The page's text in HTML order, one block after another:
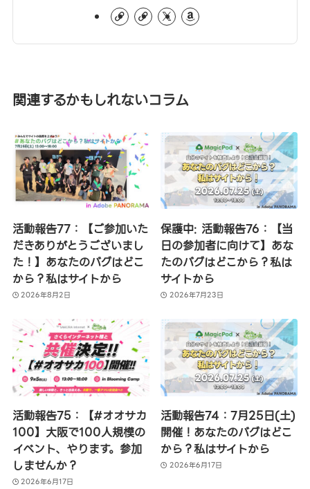
関連するかもしれないコラム
活動報告77：【ご参加いた
だきありがとうございまし
た！】あなたのバグはどこ
から？私はサイトから
2026年8月2日
保護中: 活動報告76：【当
日の参加者に向けて】あな
たのバグはどこから？私は
サイトから
2026年7月23日
活動報告75：【#オオサカ
100】大阪で100人規模の
イベント、やります。参加
しませんか？
2026年6月17日
活動報告74：7月25日(土)
開催！あなたのバグはどこ
から？私はサイトから
2026年6月17日